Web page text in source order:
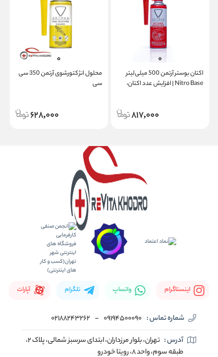
اکتان بوستر آرتمن 500 میلی‌لیتر
Nitro Base | افزایش عدد اکتان،
817,000
محلول انژکتورشوی آرتمن 350 سی
سی
628,000
اینستاگرام واتساپ تلگرام آپارات
شماره تماس : 09194500090
-
02188243262
آدرس :
تهران، بلوار مرزداران، ابتدای سرسبز شمالی، پلاک ۲،
طبقه سوم، واحد ۸، رویتا خودرو